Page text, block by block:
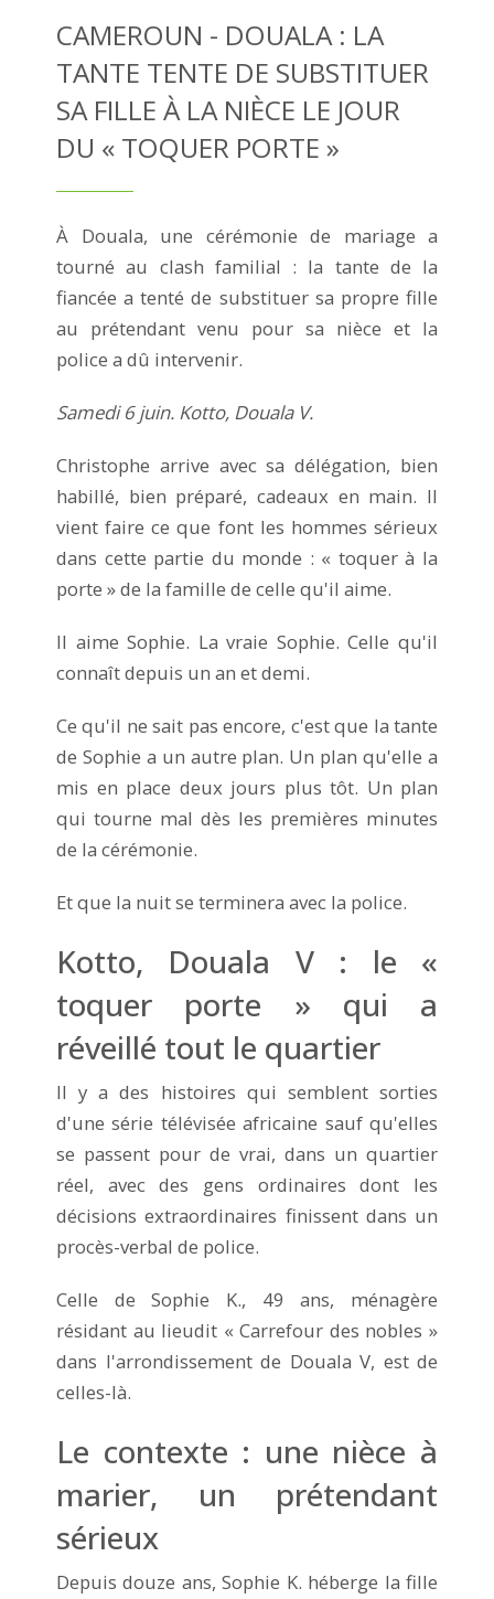
CAMEROUN - DOUALA : LA
TANTE TENTE DE SUBSTITUER
SA FILLE À LA NIÈCE LE JOUR
DU « TOQUER PORTE »
À Douala, une cérémonie de mariage a
tourné au clash familial : la tante de la
fiancée a tenté de substituer sa propre fille
au prétendant venu pour sa nièce et la
police a dû intervenir.
Samedi 6 juin. Kotto, Douala V.
Christophe arrive avec sa délégation, bien
habillé, bien préparé, cadeaux en main. Il
vient faire ce que font les hommes sérieux
dans cette partie du monde : « toquer à la
porte » de la famille de celle qu'il aime.
Il aime Sophie. La vraie Sophie. Celle qu'il
connaît depuis un an et demi.
Ce qu'il ne sait pas encore, c'est que la tante
de Sophie a un autre plan. Un plan qu'elle a
mis en place deux jours plus tôt. Un plan
qui tourne mal dès les premières minutes
de la cérémonie.
Et que la nuit se terminera avec la police.
Kotto, Douala V : le «
toquer porte » qui a
réveillé tout le quartier
Il y a des histoires qui semblent sorties
d'une série télévisée africaine sauf qu'elles
se passent pour de vrai, dans un quartier
réel, avec des gens ordinaires dont les
décisions extraordinaires finissent dans un
procès-verbal de police.
Celle de Sophie K., 49 ans, ménagère
résidant au lieudit « Carrefour des nobles »
dans l'arrondissement de Douala V, est de
celles-là.
Le contexte : une nièce à
marier, un prétendant
sérieux
Depuis douze ans, Sophie K. héberge la fille